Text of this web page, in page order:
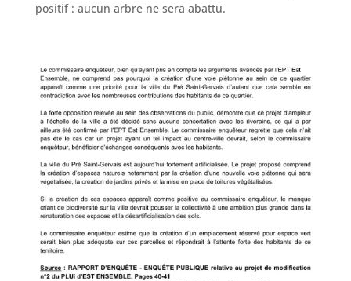
positif : aucun arbre ne sera abattu.